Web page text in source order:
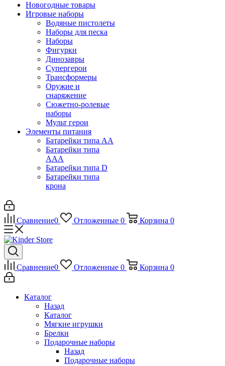
Новогодные товары
Игровые наборы
Водяные пистолеты
Наборы для песка
Наборы
Фигурки
Динозавры
Супергерои
Трансформеры
Оружие и
снаряжение
Сюжетно-ролевые
наборы
Мульт герои
Элементы питания
Батарейки типа АА
Батарейки типа
ААА
Батарейки типа D
Батарейки типа
крона
Сравнение0 Отложенные 0 Корзина 0
Сравнение0 Отложенные 0 Корзина 0
Каталог
Назад
Каталог
Мягкие игрушки
Брелки
Подарочные наборы
Назад
Подарочные наборы